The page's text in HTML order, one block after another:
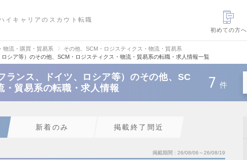
イキャリアのスカウト転職
初めての方へ
物流・購買・貿易系
その他、SCM・ロジスティクス・物流・貿易系
シア等）のその他、SCM・ロジスティクス・物流・貿易系の転職・求人情報一覧
ランス、ドイツ、ロシア等）のその他、SC
・貿易系の転職・求人情報
7 件
新着のみ 掲載終了間近
掲載期間 26/08/06～26/08/19